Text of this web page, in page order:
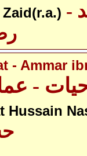
- حضرت زید
- Ammar
-
Hussain